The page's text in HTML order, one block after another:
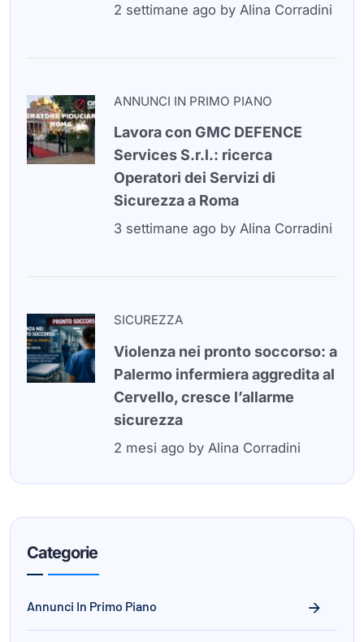
2 settimane ago by Alina Corradini
ANNUNCI IN PRIMO PIANO
Lavora con GMC DEFENCE
Services S.r.l.: ricerca
Operatori dei Servizi di
Sicurezza a Roma
3 settimane ago by Alina Corradini
SICUREZZA
Violenza nei pronto soccorso: a
Palermo infermiera aggredita al
Cervello, cresce l’allarme
sicurezza
2 mesi ago by Alina Corradini
Categorie
Annunci In Primo Piano